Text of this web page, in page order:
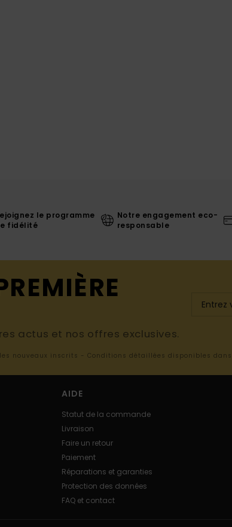
le programme
fidélité
Notre engagement eco-
responsable
actus et nos offres exclusives.
nouveaux inscrits - Conditions détaillées disponibles
AIDE
Statut de la commande
Livraison
Faire un retour
Paiement
Réparations et garanties
Protection des données
FAQ et contact